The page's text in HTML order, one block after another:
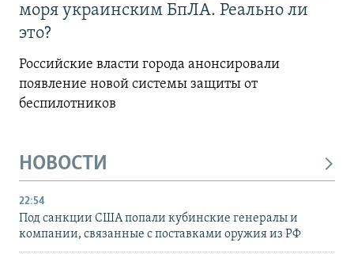
моря украинским БпЛА. Реально ли
это?
Российские власти города анонсировали
появление новой системы защиты от
беспилотников
НОВОСТИ
22:54
Под санкции США попали кубинские генералы и
компании, связанные с поставками оружия из РФ